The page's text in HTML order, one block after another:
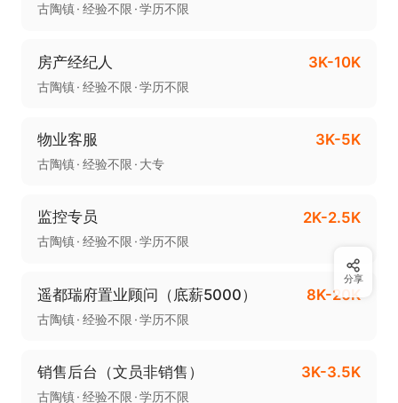
古陶镇 经验不限 学历不限
房产经纪人 3K-10K
古陶镇 经验不限 学历不限
物业客服 3K-5K
古陶镇 经验不限 大专
监控专员 2K-2.5K
古陶镇 经验不限 学历不限
遥都瑞府置业顾问（底薪5000） 8K-20K
古陶镇 经验不限 学历不限
销售后台（文员非销售） 3K-3.5K
古陶镇 经验不限 学历不限
分享